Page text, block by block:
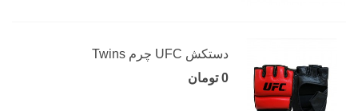
دستکش UFC چرم Twins
0 تومان